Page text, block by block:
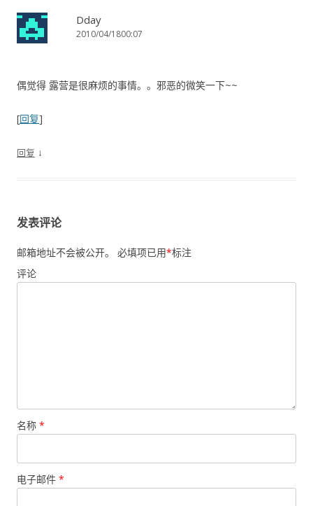
Dday
2010/04/1800:07
偶觉得 露营是很麻烦的事情。。邪恶的微笑一下~~
[回复]
回复 ↓
发表评论
邮箱地址不会被公开。 必填项已用*标注
评论
名称 *
电子邮件 *